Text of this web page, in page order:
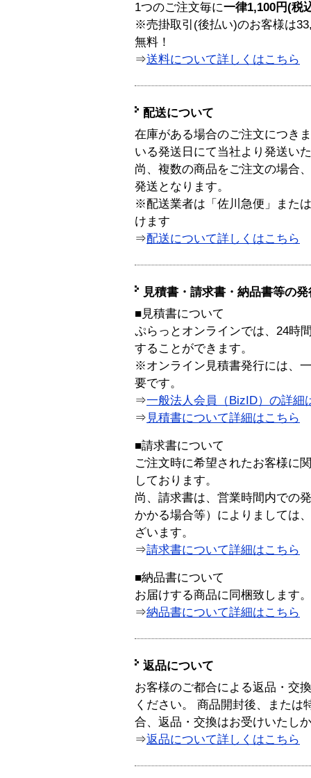
1つのご注文毎に一律1,100円(税
※売掛取引(後払い)のお客様は
無料！
⇒送料について詳しくはこちら
配送について
在庫がある場合のご注文につき
いる発送日にて当社より発送い
尚、複数の商品をご注文の場合
発送となります。
※配送業者は「佐川急便」また
けます
⇒配送について詳しくはこちら
見積書・請求書・納品書等の
■見積書について
ぷらっとオンラインでは、24時
することができます。
※オンライン見積書発行には、
要です。
⇒一般法人会員（BizID）の詳細
⇒ 見積書について詳細はこちら
■請求書について
ご注文時に希望されたお客様に
しております。
尚、請求書は、営業時間内での
かかる場合等）によりましては
ざいます。
⇒請求書について詳細はこちら
■納品書について
お届けする商品に同梱致します。
⇒納品書について詳細はこちら
返品について
お客様のご都合による返品・交
ください。 商品開封後、または
合、返品・交換はお受けいたし
⇒返品について詳しくはこちら